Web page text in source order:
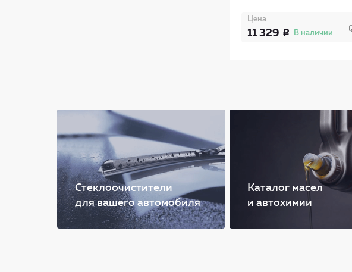
Цена
11 329 В наличии
Стеклоочистители
для вашего автомобиля
Каталог масел
и автохимии